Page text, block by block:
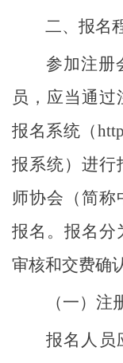
二、报名
参加注册
员，应当通
报名系统（
报系统）进行
师协会（简
报名。报名分
审核和交费确
（一）注
报名人员